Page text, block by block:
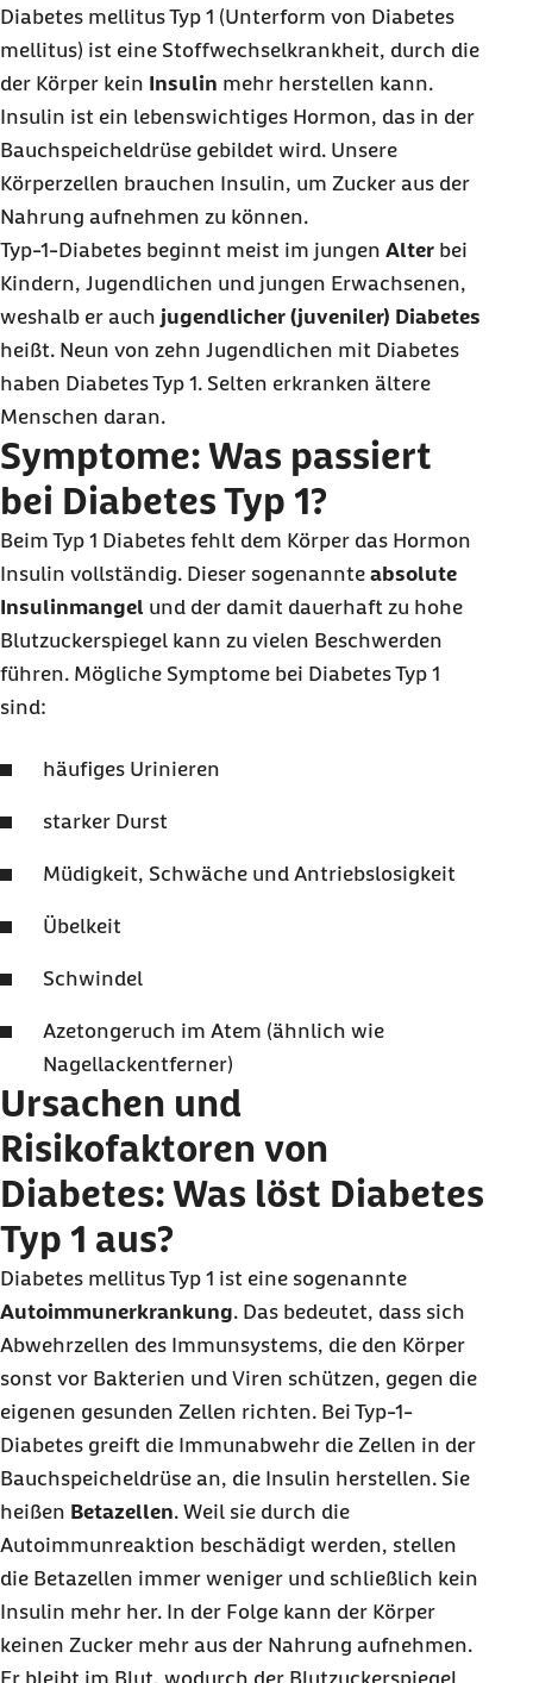
Diabetes mellitus Typ 1 (Unterform von Diabetes
mellitus) ist eine Stoffwechselkrankheit, durch die
der Körper kein Insulin mehr herstellen kann.
Insulin ist ein lebenswichtiges Hormon, das in der
Bauchspeicheldrüse gebildet wird. Unsere
Körperzellen brauchen Insulin, um Zucker aus der
Nahrung aufnehmen zu können.
Typ-1-Diabetes beginnt meist im jungen Alter bei
Kindern, Jugendlichen und jungen Erwachsenen,
weshalb er auch jugendlicher (juveniler) Diabetes
heißt. Neun von zehn Jugendlichen mit Diabetes
haben Diabetes Typ 1. Selten erkranken ältere
Menschen daran.
Symptome: Was passiert
bei Diabetes Typ 1?
Beim Typ 1 Diabetes fehlt dem Körper das Hormon
Insulin vollständig. Dieser sogenannte absolute
Insulinmangel und der damit dauerhaft zu hohe
Blutzuckerspiegel kann zu vielen Beschwerden
führen. Mögliche Symptome bei Diabetes Typ 1
sind:
häufiges Urinieren
starker Durst
Müdigkeit, Schwäche und Antriebslosigkeit
Übelkeit
Schwindel
Azetongeruch im Atem (ähnlich wie
Nagellackentferner)
Ursachen und
Risikofaktoren von
Diabetes: Was löst Diabetes
Typ 1 aus?
Diabetes mellitus Typ 1 ist eine sogenannte
Autoimmunerkrankung. Das bedeutet, dass sich
Abwehrzellen des Immunsystems, die den Körper
sonst vor Bakterien und Viren schützen, gegen die
eigenen gesunden Zellen richten. Bei Typ-1-
Diabetes greift die Immunabwehr die Zellen in der
Bauchspeicheldrüse an, die Insulin herstellen. Sie
heißen Betazellen. Weil sie durch die
Autoimmunreaktion beschädigt werden, stellen
die Betazellen immer weniger und schließlich kein
Insulin mehr her. In der Folge kann der Körper
keinen Zucker mehr aus der Nahrung aufnehmen.
Er bleibt im Blut, wodurch der Blutzuckerspiegel